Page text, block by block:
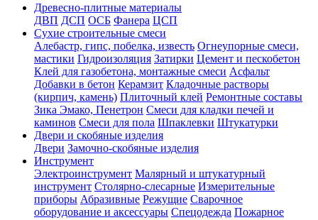
Древесно-плитные материалы
ДВП ДСП ОСБ Фанера ЦСП
Сухие строительные смеси
Алебастр, гипс, побелка, известь Огнеупорные смеси,
мастики Гидроизоляция Затирки Цемент и пескобетон
Клей для газобетона, монтажные смеси Асфальт
Добавки в бетон Керамзит Кладочные растворы
(кирпич, камень) Плиточный клей Ремонтные составы
Зика Эмако, Пенетрон Смеси для кладки печей и
каминов Смеси для пола Шпаклевки Штукатурки
Двери и скобяные изделия
Двери Замочно-скобяные изделия
Инструмент
Электроинструмент Малярный и штукатурный
инструмент Столярно-слесарные Измерительные
приборы Абразивные Режущие Сварочное
оборудование и аксессуары Спецодежда Пожарное